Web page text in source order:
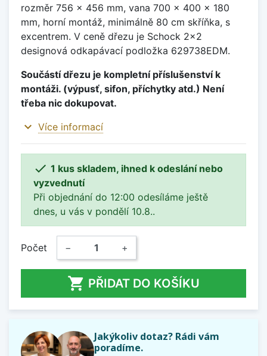
rozměr 756 x 456 mm, vana 700 x 400 x 180
mm, horní montáž, minimálně 80 cm skříňka, s
excentrem. V ceně dřezu je Schock 2x2
designová odkapávací podložka 629738EDM.
Součástí dřezu je kompletní příslušenství k
montáži. (výpusť, sifon, příchytky atd.) Není
třeba nic dokupovat.
expand_more Více informací
 1 kus skladem, ihned k odeslání nebo
vyzvednutí
Při objednání do 12:00 odesíláme ještě
dnes, u vás v pondělí 10.8..
Počet − +
 PŘIDAT DO KOŠÍKU
Jakýkoliv dotaz? Rádi vám
poradíme.